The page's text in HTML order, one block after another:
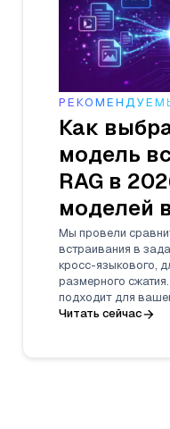
Как
модель
RAG в
моделей
Мы провели
встраивания в
кросс-языкового,
размерного
подходит для
Читать сейчас